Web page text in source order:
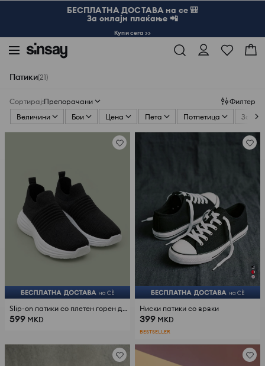
БЕСПЛАТНА ДОСТАВА на се 🎒
За онлајн плаќање 📲
Купи сега >>
Патики(21)
Сортирај:Препорачани
Филтер
Величини
Бои Цена Пета Потпетица
Slip-on патики со плетен горен дел
599 MKD
Ниски патики со врвки
399 MKD
BESTSELLER